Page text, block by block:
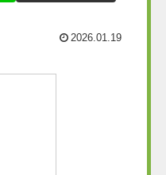
2026.01.19